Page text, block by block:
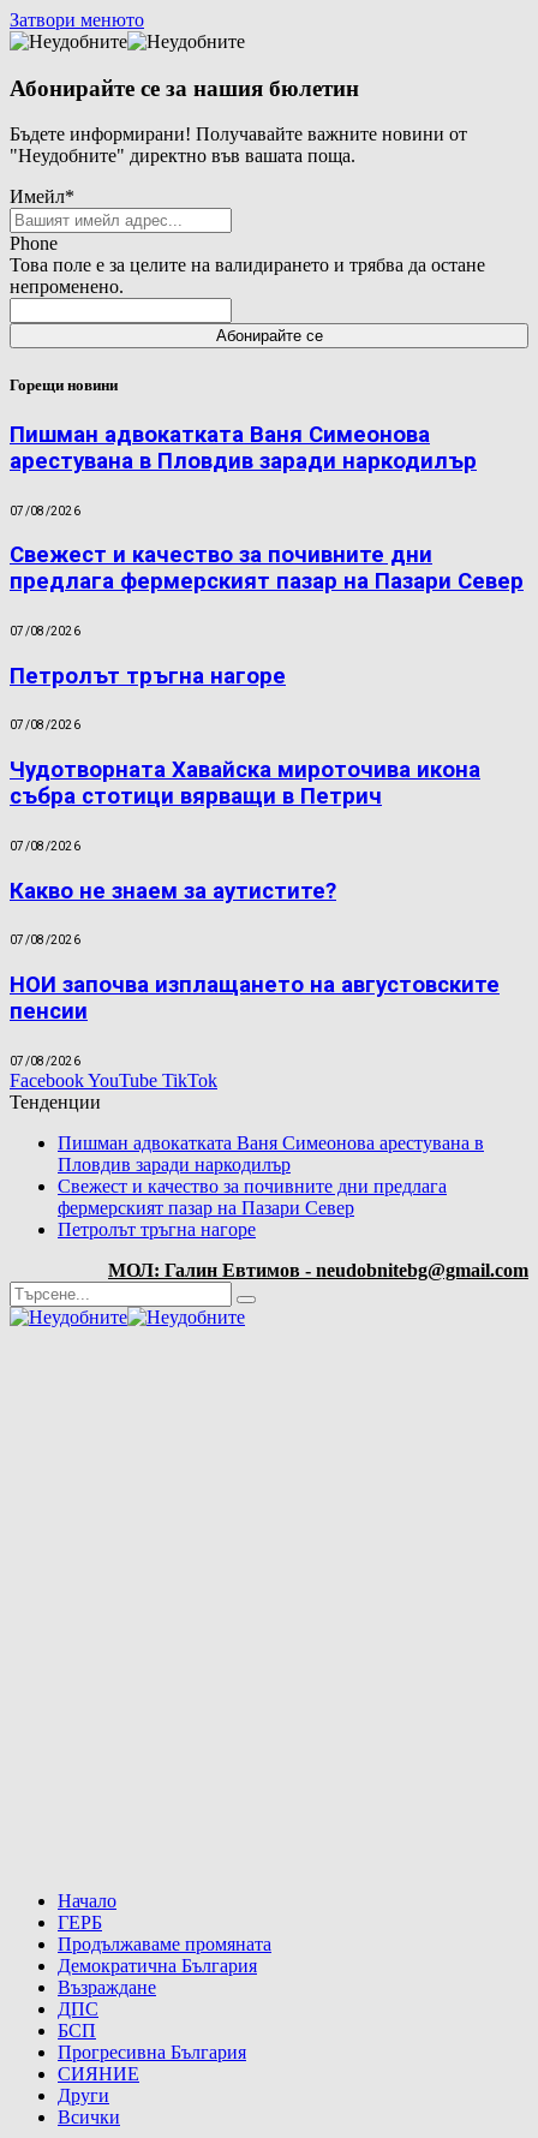
Затвори менюто
Абонирайте се за нашия бюлетин
Бъдете информирани! Получавайте важните новини от
"Неудобните" директно във вашата поща.
Имейл*
Phone
Това поле е за целите на валидирането и трябва да остане
непроменено.
Горещи новини
Пишман адвокатката Ваня Симеонова
арестувана в Пловдив заради наркодилър
07/08/2026
Свежест и качество за почивните дни
предлага фермерският пазар на Пазари Север
07/08/2026
Петролът тръгна нагоре
07/08/2026
Чудотворната Хавайска мироточива икона
събра стотици вярващи в Петрич
07/08/2026
Какво не знаем за аутистите?
07/08/2026
НОИ започва изплащането на августовските
пенсии
07/08/2026
FacebookYouTube TikTok
Тенденции
Пишман адвокатката Ваня Симеонова арестувана в
Пловдив заради наркодилър
Свежест и качество за почивните дни предлага
фермерският пазар на Пазари Север
Петролът тръгна нагоре
МОЛ: Галин Евтимов - neudobnitebg@gmail.com
Начало
ГЕРБ
Продължаваме промяната
Демократична България
Възраждане
ДПС
БСП
Прогресивна България
СИЯНИЕ
Други
Всички